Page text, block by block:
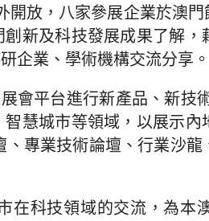
開放，八家參展企業於澳
新及科技發展成果了解，
企業、學術機構交流分享。
會平台進行新產品、新技
慧城市等領域，以展示內
專業技術論壇、行業沙
在科技領域的交流，為本